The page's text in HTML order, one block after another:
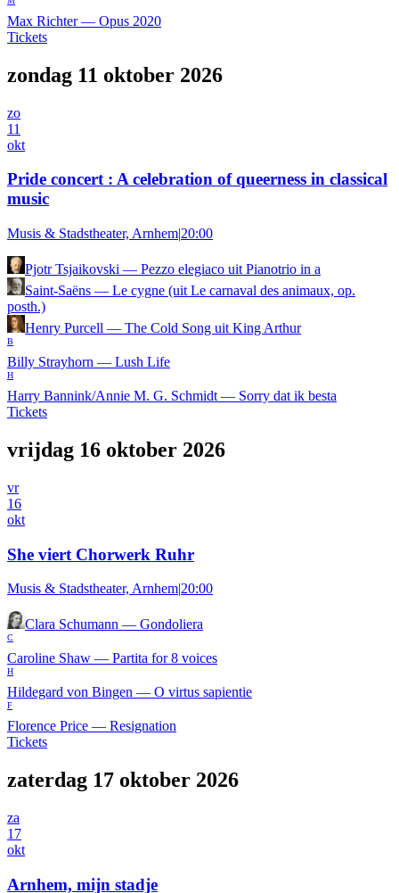
Max Richter— Opus 2020
Tickets
zondag 11 oktober 2026
zo
11
okt
Pride concert : A celebration of queerness in classical
music
Musis & Stadstheater, Arnhem|20:00
Pjotr Tsjaikovski — Pezzo elegiaco uit Pianotrio in a
Saint-Saëns — Le cygne (uit Le carnaval des animaux, op.
posth.)
Henry Purcell — The Cold Song uit King Arthur
B
Billy Strayhorn — Lush Life
H
Harry Bannink/Annie M. G. Schmidt — Sorry dat ik besta
Tickets
vrijdag 16 oktober 2026
vr
16
okt
She viert Chorwerk Ruhr
Musis & Stadstheater, Arnhem|20:00
Clara Schumann — Gondoliera
C
Caroline Shaw — Partita for 8 voices
H
Hildegard von Bingen — O virtus sapientie
F
Florence Price — Resignation
Tickets
zaterdag 17 oktober 2026
za
17
okt
Arnhem, mijn stadje